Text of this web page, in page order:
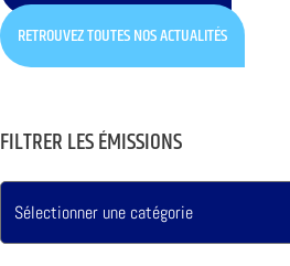
RETROUVEZ TOUTES NOS ACTUALITÉS
FILTRER LES ÉMISSIONS